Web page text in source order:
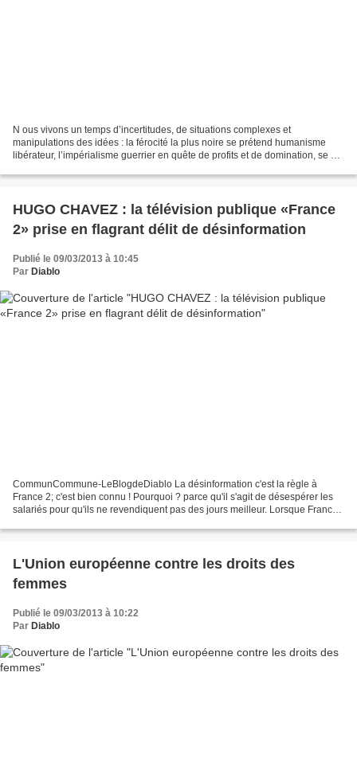
N ous vivons un temps d’incertitudes, de situations complexes et
manipulations des idées : la férocité la plus noire se prétend humanisme
libérateur, l’impérialisme guerrier en quête de profits et de domination, se dit
HUGO CHAVEZ : la télévision publique «France
2» prise en flagrant délit de désinformation
Publié le 09/03/2013 à 10:45
Par Diablo
CommunCommune-LeBlogdeDiablo La désinformation c'est la règle à
France 2; c'est bien connu ! Pourquoi ? parce qu'il s'agit de désespérer les
salariés pour qu'ils ne revendiquent pas des jours meilleur. Lorsque France
L'Union européenne contre les droits des
femmes
Publié le 09/03/2013 à 10:22
Par Diablo